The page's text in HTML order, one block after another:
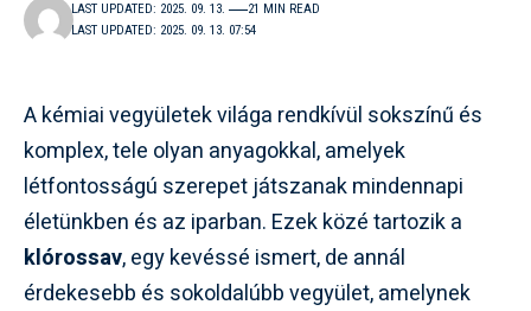
LAST UPDATED: 2025. 09. 13. 07:54
LAST UPDATED: 2025. 09. 13. 21 MIN READ
A kémiai vegyületek világa rendkívül sokszínű és
komplex, tele olyan anyagokkal, amelyek
létfontosságú szerepet játszanak mindennapi
életünkben és az iparban. Ezek közé tartozik a
klórossav, egy kevéssé ismert, de annál
érdekesebb és sokoldalúbb vegyület, amelynek